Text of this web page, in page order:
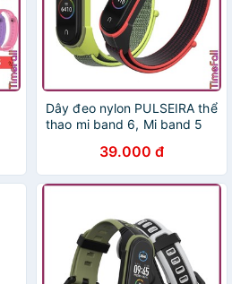
Dây đeo nylon PULSEIRA thể
thao mi band 6, Mi band 5
đeo miband 5, miband 6
nylon thể thao MIJOBS
39.000 đ